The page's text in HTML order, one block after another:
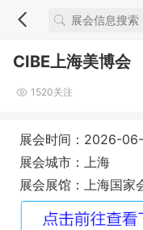
CIBE上海美博会
1520关注
展会时间：2026-
展会城市：上海
展会展馆：上海国家